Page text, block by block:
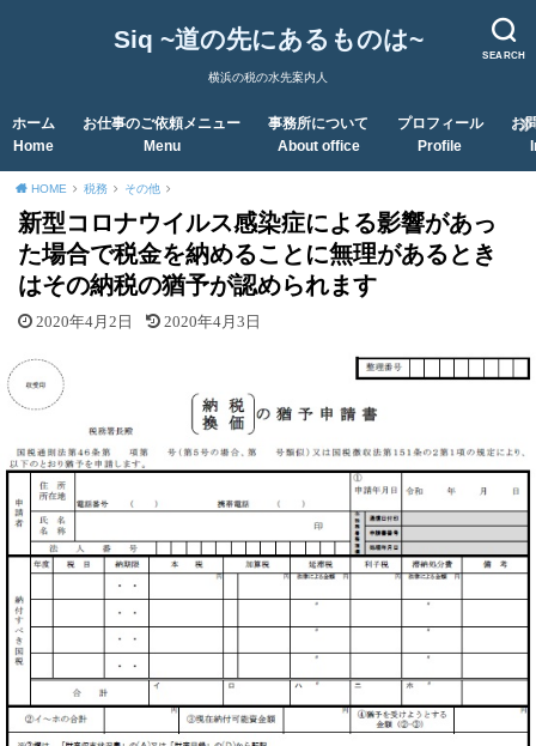
SEARCH
Siq ~道の先にあるものは~
横浜の税の水先案内人
ホーム
Home
お仕事のご依頼メニュー
Menu
事務所について
About office
プロフィール
Profile
お
HOME 税務 その他
新型コロナウイルス感染症による影響があっ
た場合で税金を納めることに無理があるとき
はその納税の猶予が認められます
2020年4月2日 2020年4月3日